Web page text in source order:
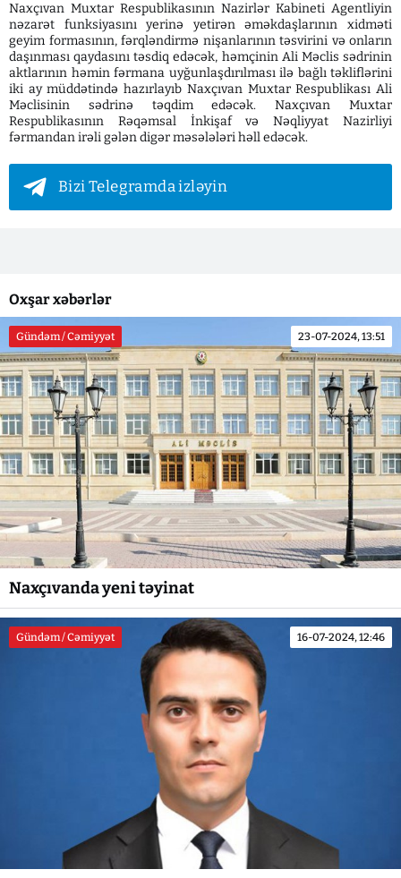
Naxçıvan Muxtar Respublikasının Nazirlər Kabineti Agentliyin
nəzarət funksiyasını yerinə yetirən əməkdaşlarının xidməti
geyim formasının, fərqləndirmə nişanlarının təsvirini və onların
daşınması qaydasını təsdiq edəcək, həmçinin Ali Məclis sədrinin
aktlarının həmin fərmana uyğunlaşdırılması ilə bağlı təkliflərini
iki ay müddətində hazırlayıb Naxçıvan Muxtar Respublikası Ali
Məclisinin sədrinə təqdim edəcək. Naxçıvan Muxtar
Respublikasının Rəqəmsal İnkişaf və Nəqliyyat Nazirliyi
fərmandan irəli gələn digər məsələləri həll edəcək.
Bizi Telegramda izləyin
Oxşar xəbərlər
Gündəm / Cəmiyyət 23-07-2024, 13:51
Naxçıvanda yeni təyinat
Gündəm / Cəmiyyət 16-07-2024, 12:46